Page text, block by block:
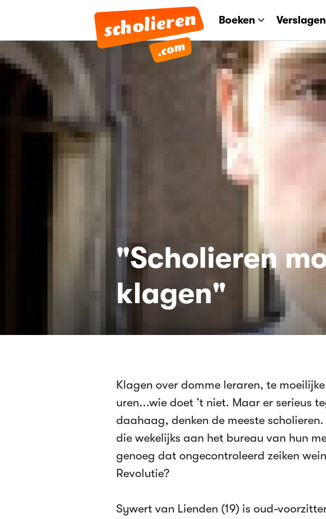
Boeken Verslagen
"Scholieren
klagen"
Klagen over domme leraren, te
uren...wie doet ‘t niet. Maar er serieus
daahaag, denken de meeste
die wekelijks aan het bureau van hun
genoeg dat ongecontroleerd zeiken
Revolutie?
Sywert van Lienden (19) is oud-